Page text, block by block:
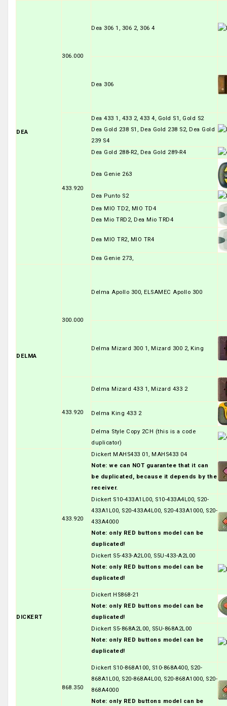
DEA
306.000
Dea 306 1, 306 2, 306 4
Dea 306
433.920
Dea 433 1, 433 2, 433 4, Gold S1, Gold S2
Dea Gold 238 S1, Dea Gold 238 S2, Dea Gold
239 S4
Dea Gold 288-R2, Dea Gold 289-R4
Dea Genie 263
Dea Punto S2
Dea MIO TD2, MIO TD4
Dea Mio TRD2, Dea Mio TRD4
Dea MIO TR2, MIO TR4
Dea Genie 273,
DELMA
300.000
Delma Apollo 300, ELSAMEC Apollo 300
Delma Mizard 300 1, Mizard 300 2, King
433.920
Delma Mizard 433 1, Mizard 433 2
Delma King 433 2
Delma Style Copy 2CH (this is a code
duplicator)
DICKERT
433.920
Dickert MAHS433 01, MAHS433 04
Note: we can NOT guarantee that it can
be duplicated, because it depends by the
receiver.
Dickert S10-433A1L00, S10-433A4L00, S20-
433A1L00, S20-433A4L00, S20-433A1000, S20-
433A4000
Note: only RED buttons model can be
duplicated!
Dickert S5-433-A2L00, S5U-433-A2L00
Note: only RED buttons model can be
duplicated!
868.350
Dickert HS868-21
Note: only RED buttons model can be
duplicated!
Dickert S5-868A2L00, S5U-868A2L00
Note: only RED buttons model can be
duplicated!
Dickert S10-868A100, S10-868A400, S20-
868A1L00, S20-868A4L00, S20-868A1000, S20-
868A4000
Note: only RED buttons model can be